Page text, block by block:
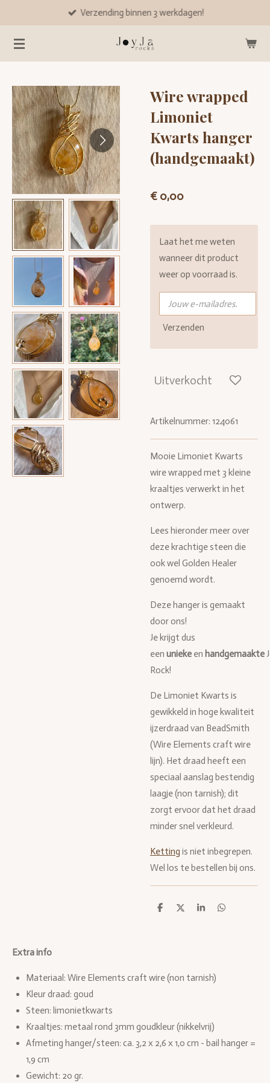
naar
de
Verzending binnen 3 werkdagen!
Wire wrapped
Limoniet
Kwarts hanger
(handgemaakt)
€ 0,00
Laat het me weten
wanneer dit product
weer op voorraad is.
Verzenden
Uitverkocht
Artikelnummer: 124061
Mooie Limoniet Kwarts
wire wrapped met 3 kleine
kraaltjes verwerkt in het
ontwerp.
Lees hieronder meer over
deze krachtige steen die
ook wel Golden Healer
genoemd wordt.
Deze hanger is gemaakt
door ons!
Je krijgt dus
een unieke en handgemaakte
Rock!
De Limoniet Kwarts is
gewikkeld in hoge kwaliteit
ijzerdraad van BeadSmith
(Wire Elements craft wire
lijn). Het draad heeft een
speciaal aanslag bestendig
laagje (non tarnish); dit
zorgt ervoor dat het draad
minder snel verkleurd.
Ketting is niet inbegrepen.
Wel los te bestellen bij ons.
D
D
S
D
Extra info
Materiaal: Wire Elements craft wire (non tarnish)
Kleur draad: goud
Steen: limonietkwarts
Kraaltjes: metaal rond 3mm goudkleur (nikkelvrij)
Afmeting hanger/steen: ca. 3,2 x 2,6 x 1,0 cm - bail hanger =
1,9 cm
Gewicht: 20 gr.